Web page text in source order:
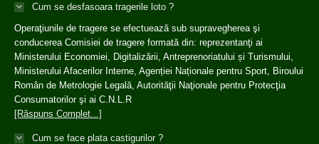
Cum se desfasoara tragerile loto ?
Operaţiunile de tragere se efectuează sub supravegherea şi
conducerea Comisiei de tragere formată din: reprezentanţi ai
Ministerului Economiei, Digitalizării, Antreprenoriatului și Turismului,
Ministerului Afacerilor Interne, Agenției Naționale pentru Sport, Biroului
Român de Metrologie Legală, Autorităţii Naţionale pentru Protecţia
Consumatorilor şi ai C.N.L.R
[Răspuns Complet...]
Cum se face plata castigurilor ?